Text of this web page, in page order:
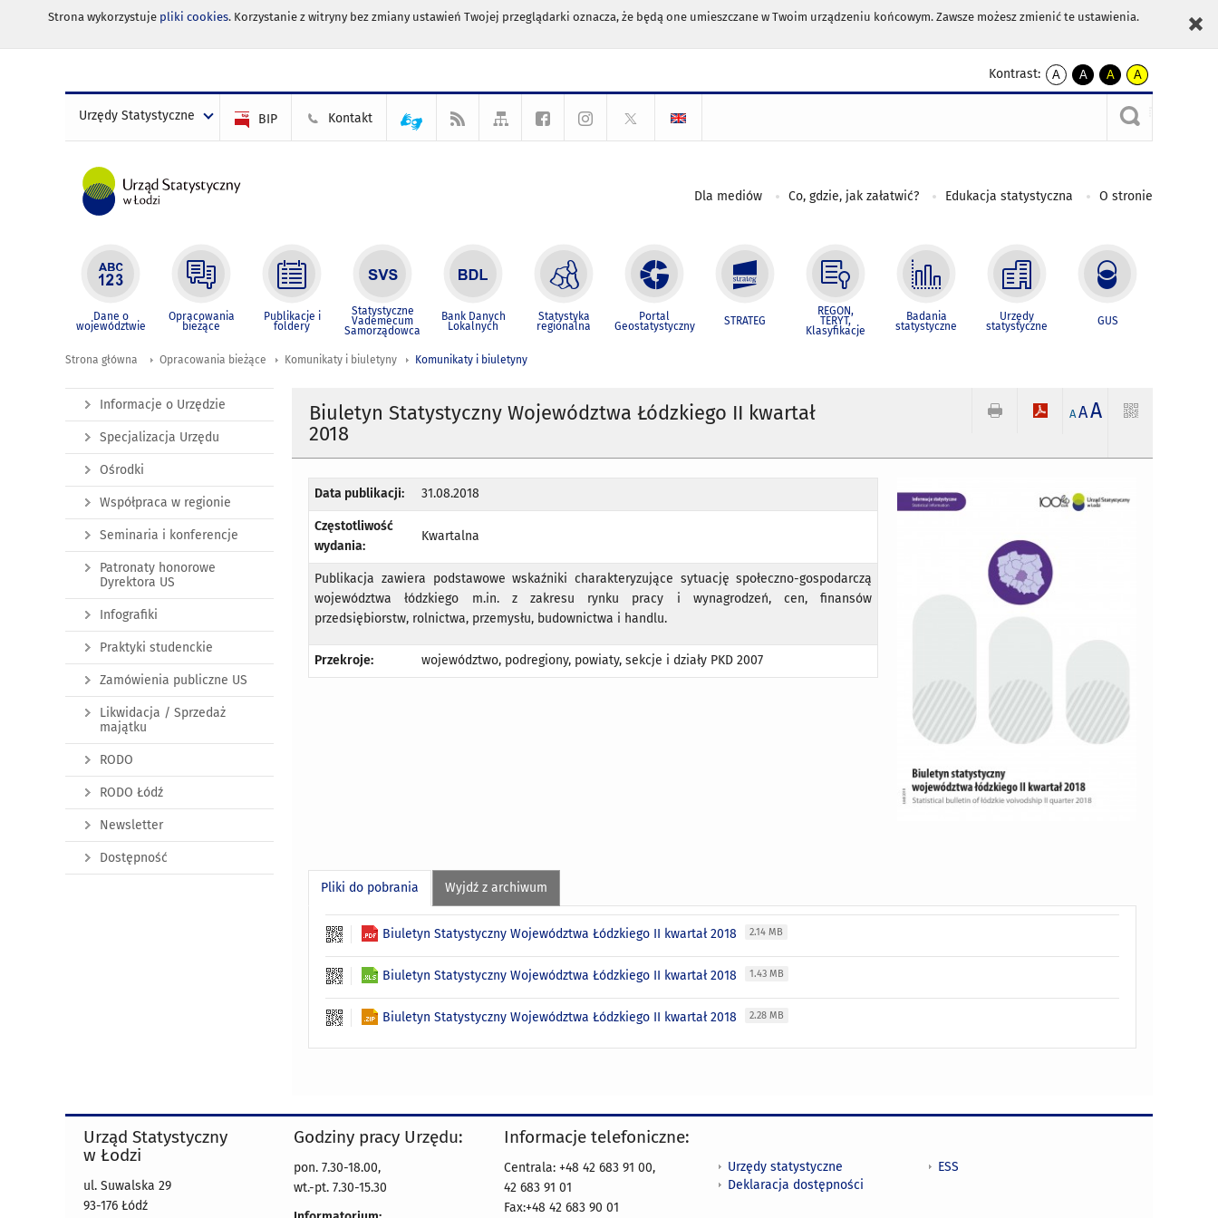
Strona wykorzystuje pliki cookies. Korzystanie z witryny bez zmiany ustawień Twojej przeglądarki oznacza, że będą one umieszczane w Twoim urządzeniu końcowym. Zawsze możesz zmienić te ustawienia.
Kontrast:
A
kontrast
A
kontrast
czarnym
A
kontrast
żółty
tekst
czarnym
A
kontrast
czarny
tekst
żółtym
Urzędy Statystyczne BIP Kontakt
Dla mediów Co, gdzie, jak załatwić? Edukacja statystyczna O stronie
Dane o
województwie
Opracowania
bieżące
Publikacje i
foldery
Statystyczne
Vademecum
Samorządowca
Bank Danych
Lokalnych
Statystyka
regionalna
Portal
Geostatystyczny STRATEG
REGON,
TERYT,
Klasyfikacje
Badania
statystyczne
Urzędy
statystyczne GUS
Strona główna Opracowania bieżące Komunikaty i biuletyny Komunikaty i biuletyny
Biuletyn Statystyczny Województwa Łódzkiego II kwartał
2018
A AA
Data publikacji: 31.08.2018
Częstotliwość
wydania:
Kwartalna
Publikacja zawiera podstawowe wskaźniki charakteryzujące sytuację społeczno-gospodarczą
województwa łódzkiego m.in. z zakresu rynku pracy i wynagrodzeń, cen, finansów
przedsiębiorstw, rolnictwa, przemysłu, budownictwa i handlu.
Przekroje: województwo, podregiony, powiaty, sekcje i działy PKD 2007
Pliki do pobrania Wyjdź z archiwum
Biuletyn Statystyczny Województwa Łódzkiego II kwartał 2018 2.14 MB
Biuletyn Statystyczny Województwa Łódzkiego II kwartał 2018 1.43 MB
Biuletyn Statystyczny Województwa Łódzkiego II kwartał 2018 2.28 MB
Informacje o Urzędzie
Specjalizacja Urzędu
Ośrodki
Współpraca w regionie
Seminaria i konferencje
Patronaty honorowe
Dyrektora US
Infografiki
Praktyki studenckie
Zamówienia publiczne US
Likwidacja / Sprzedaż
majątku
RODO
RODO Łódź
Newsletter
Dostępność
Urząd Statystyczny
w Łodzi
ul. Suwalska 29
93-176 Łódź
Godziny pracy Urzędu:
pon. 7.30-18.00,
wt.-pt. 7.30-15.30
Informacje telefoniczne:
Centrala: +48 42 683 91 00,
42 683 91 01
Fax:+48 42 683 90 01
Urzędy statystyczne
Deklaracja dostępności
ESS